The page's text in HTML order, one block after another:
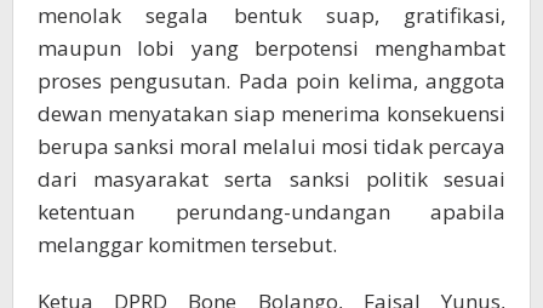
menolak segala bentuk suap, gratifikasi,
maupun lobi yang berpotensi menghambat
proses pengusutan. Pada poin kelima, anggota
dewan menyatakan siap menerima konsekuensi
berupa sanksi moral melalui mosi tidak percaya
dari masyarakat serta sanksi politik sesuai
ketentuan perundang-undangan apabila
melanggar komitmen tersebut.
Ketua DPRD Bone Bolango, Faisal Yunus,